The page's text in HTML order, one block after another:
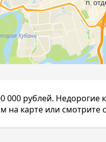
000 рублей. Недорогие
на карте или смотрите